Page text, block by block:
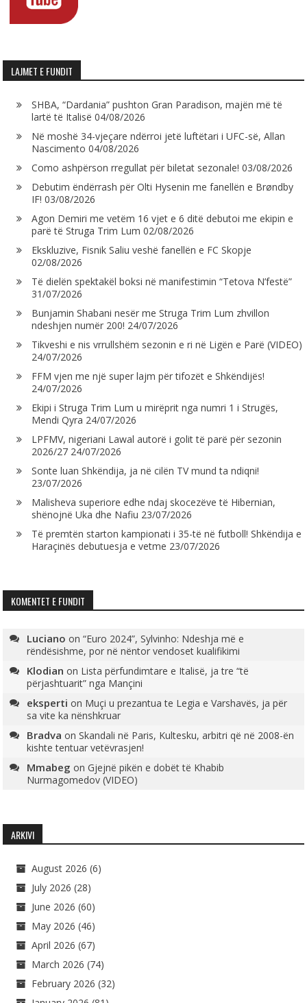
LAJMET E FUNDIT
SHBA, “Dardania” pushton Gran Paradison, majën më të
lartë të Italisë 04/08/2026
Në moshë 34-vjeçare ndërroi jetë luftëtari i UFC-së, Allan
Nascimento 04/08/2026
Como ashpërson rregullat për biletat sezonale! 03/08/2026
Debutim ëndërrash për Olti Hysenin me fanellën e Brøndby
IF! 03/08/2026
Agon Demiri me vetëm 16 vjet e 6 ditë debutoi me ekipin e
parë të Struga Trim Lum 02/08/2026
Ekskluzive, Fisnik Saliu veshë fanellën e FC Skopje
02/08/2026
Të dielën spektakël boksi në manifestimin “Tetova N’festë”
31/07/2026
Bunjamin Shabani nesër me Struga Trim Lum zhvillon
ndeshjen numër 200! 24/07/2026
Tikveshi e nis vrrullshëm sezonin e ri në Ligën e Parë (VIDEO)
24/07/2026
FFM vjen me një super lajm për tifozët e Shkëndijës!
24/07/2026
Ekipi i Struga Trim Lum u mirëprit nga numri 1 i Strugës,
Mendi Qyra 24/07/2026
LPFMV, nigeriani Lawal autorë i golit të parë për sezonin
2026/27 24/07/2026
Sonte luan Shkëndija, ja në cilën TV mund ta ndiqni!
23/07/2026
Malisheva superiore edhe ndaj skocezëve të Hibernian,
shënojnë Uka dhe Nafiu 23/07/2026
Të premtën starton kampionati i 35-të në futboll! Shkëndija e
Haraçinës debutuesja e vetme 23/07/2026
KOMENTET E FUNDIT
Luciano on“Euro 2024”, Sylvinho: Ndeshja më e
rëndësishme, por në nëntor vendoset kualifikimi
Klodian on Lista përfundimtare e Italisë, ja tre “të
përjashtuarit” nga Mançini
eksperti on Muçi u prezantua te Legia e Varshavës, ja për
sa vite ka nënshkruar
Bradva onSkandali në Paris, Kultesku, arbitri që në 2008-ën
kishte tentuar vetëvrasjen!
Mmabeg onGjejnë pikën e dobët të Khabib
Nurmagomedov (VIDEO)
ARKIVI
August 2026 (6)
July 2026 (28)
June 2026 (60)
May 2026 (46)
April 2026 (67)
March 2026 (74)
February 2026 (32)